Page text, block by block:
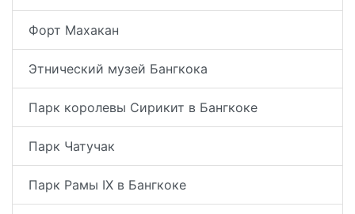
Форт Махакан
Этнический музей Бангкока
Парк королевы Сирикит в Бангкоке
Парк Чатучак
Парк Рамы IX в Бангкоке